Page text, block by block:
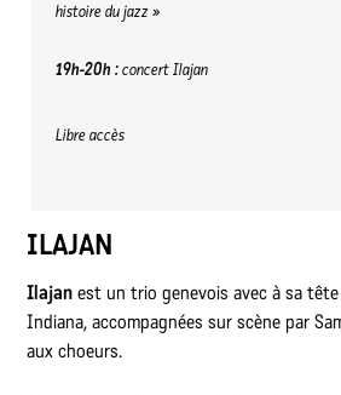
histoire du jazz »
19h-20h :concert Ilajan
Libre accès
ILAJAN
Ilajan est un trio genevois avec à sa
Indiana, accompagnées sur scène par
aux choeurs.